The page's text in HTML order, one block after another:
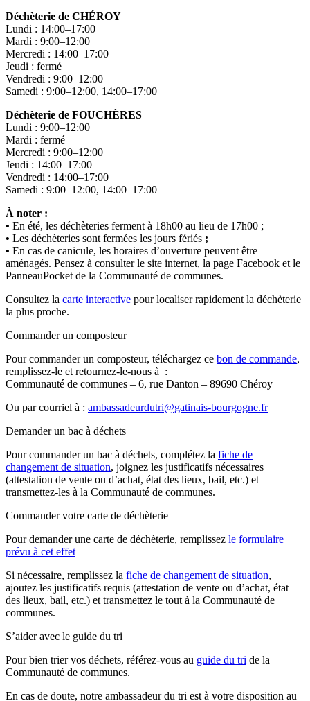
Déchèterie de CHÉROY
Lundi : 14:00–17:00
Mardi : 9:00–12:00
Mercredi : 14:00–17:00
Jeudi : fermé
Vendredi : 9:00–12:00
Samedi : 9:00–12:00, 14:00–17:00
Déchèterie de FOUCHÈRES
Lundi : 9:00–12:00
Mardi : fermé
Mercredi : 9:00–12:00
Jeudi : 14:00–17:00
Vendredi : 14:00–17:00
Samedi : 9:00–12:00, 14:00–17:00
À noter :
• En été, les déchèteries ferment à 18h00 au lieu de 17h00 ;
• Les déchèteries sont fermées les jours fériés ;
• En cas de canicule, les horaires d’ouverture peuvent être
aménagés. Pensez à consulter le site internet, la page Facebook et le
PanneauPocket de la Communauté de communes.
Consultez la carte interactive pour localiser rapidement la déchèterie
la plus proche.
Commander un composteur
Pour commander un composteur, téléchargez ce bon de commande,
remplissez-le et retournez-le-nous à :
Communauté de communes – 6, rue Danton – 89690 Chéroy
Ou par courriel à : ambassadeurdutri@gatinais-bourgogne.fr
Demander un bac à déchets
Pour commander un bac à déchets, complétez la fiche de
changement de situation, joignez les justificatifs nécessaires
(attestation de vente ou d’achat, état des lieux, bail, etc.) et
transmettez-les à la Communauté de communes.
Commander votre carte de déchèterie
Pour demander une carte de déchèterie, remplissez le formulaire
prévu à cet effet
Si nécessaire, remplissez la fiche de changement de situation,
ajoutez les justificatifs requis (attestation de vente ou d’achat, état
des lieux, bail, etc.) et transmettez le tout à la Communauté de
communes.
S’aider avec le guide du tri
Pour bien trier vos déchets, référez-vous au guide du tri de la
Communauté de communes.
En cas de doute, notre ambassadeur du tri est à votre disposition au